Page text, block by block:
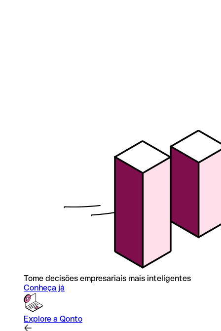
Tome decisões empresariais mais inteligentes
Conheça já
Explore a Qonto